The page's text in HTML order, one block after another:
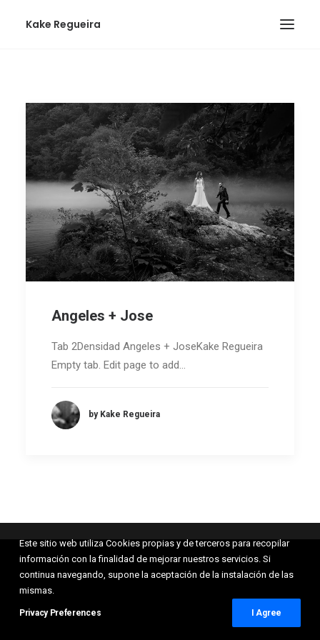
Kake Regueira
Angeles + Jose
Tab 2Densidad Angeles + JoseKake Regueira
Empty tab. Edit page to add…
by Kake Regueira
Este sitio web utiliza Cookies propias y de terceros para recopilar
información con la finalidad de mejorar nuestros servicios. Si
continua navegando, supone la aceptación de la instalación de las
mismas.
Privacy Preferences I Agree